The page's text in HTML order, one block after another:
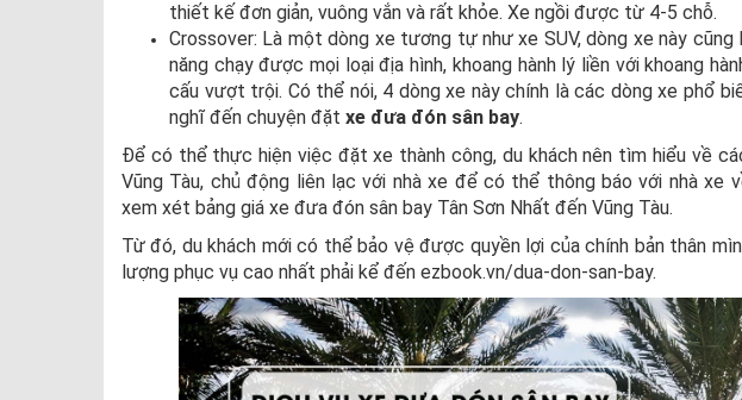
thiết kế đơn giản, vuông vắn và rất khỏe. Xe ngồi được từ 4-5 chỗ.
Crossover: Là một dòng xe tương tự như xe SUV, dòng xe này
năng chạy được mọi loại địa hình, khoang hành lý liền với khoang
cấu vượt trội. Có thể nói, 4 dòng xe này chính là các dòng xe phổ
nghĩ đến chuyện đặt xe đưa đón sân bay.
Để có thể thực hiện việc đặt xe thành công, du khách nên tìm hiểu về
Vũng Tàu, chủ động liên lạc với nhà xe để có thể thông báo với nhà xe
xem xét bảng giá xe đưa đón sân bay Tân Sơn Nhất đến Vũng Tàu.
Từ đó, du khách mới có thể bảo vệ được quyền lợi của chính bản thân
lượng phục vụ cao nhất phải kể đến ezbook.vn/dua-don-san-bay.